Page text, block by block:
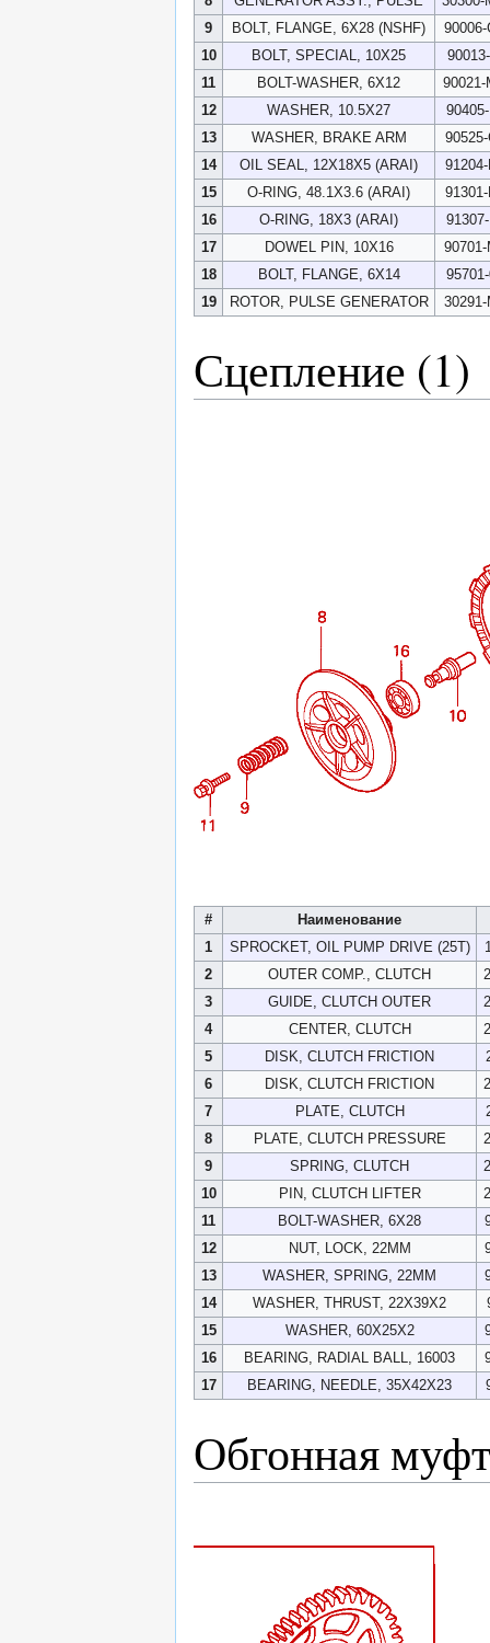
9
BOLT, FLANGE, 6X28 (NSHF)
90006-
10
BOLT, SPECIAL, 10X25
11
BOLT-WASHER, 6X12
90021-
12
WASHER, 10.5X27
13
WASHER, BRAKE ARM
14
OIL SEAL, 12X18X5 (ARAI)
15
O-RING, 48.1X3.6 (ARAI)
16
O-RING, 18X3 (ARAI)
17
DOWEL PIN, 10X16
18
BOLT, FLANGE, 6X14
19
ROTOR, PULSE GENERATOR
Сцепление (1)
#
Наименование
1
SPROCKET, OIL PUMP DRIVE (25T)
2
OUTER COMP., CLUTCH
3
GUIDE, CLUTCH OUTER
4
CENTER, CLUTCH
5
DISK, CLUTCH FRICTION
6
DISK, CLUTCH FRICTION
7
PLATE, CLUTCH
8
PLATE, CLUTCH PRESSURE
9
SPRING, CLUTCH
10
PIN, CLUTCH LIFTER
11
BOLT-WASHER, 6X28
12
NUT, LOCK, 22MM
13
WASHER, SPRING, 22MM
14
WASHER, THRUST, 22X39X2
15
WASHER, 60X25X2
16
BEARING, RADIAL BALL, 16003
17
BEARING, NEEDLE, 35X42X23
Обгонная